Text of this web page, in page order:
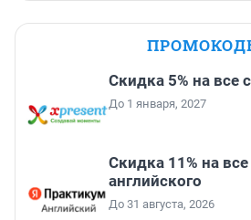
Скидка 5% на все
До 1 января, 2027
Скидка 11% на
английского
До 31 августа, 2026